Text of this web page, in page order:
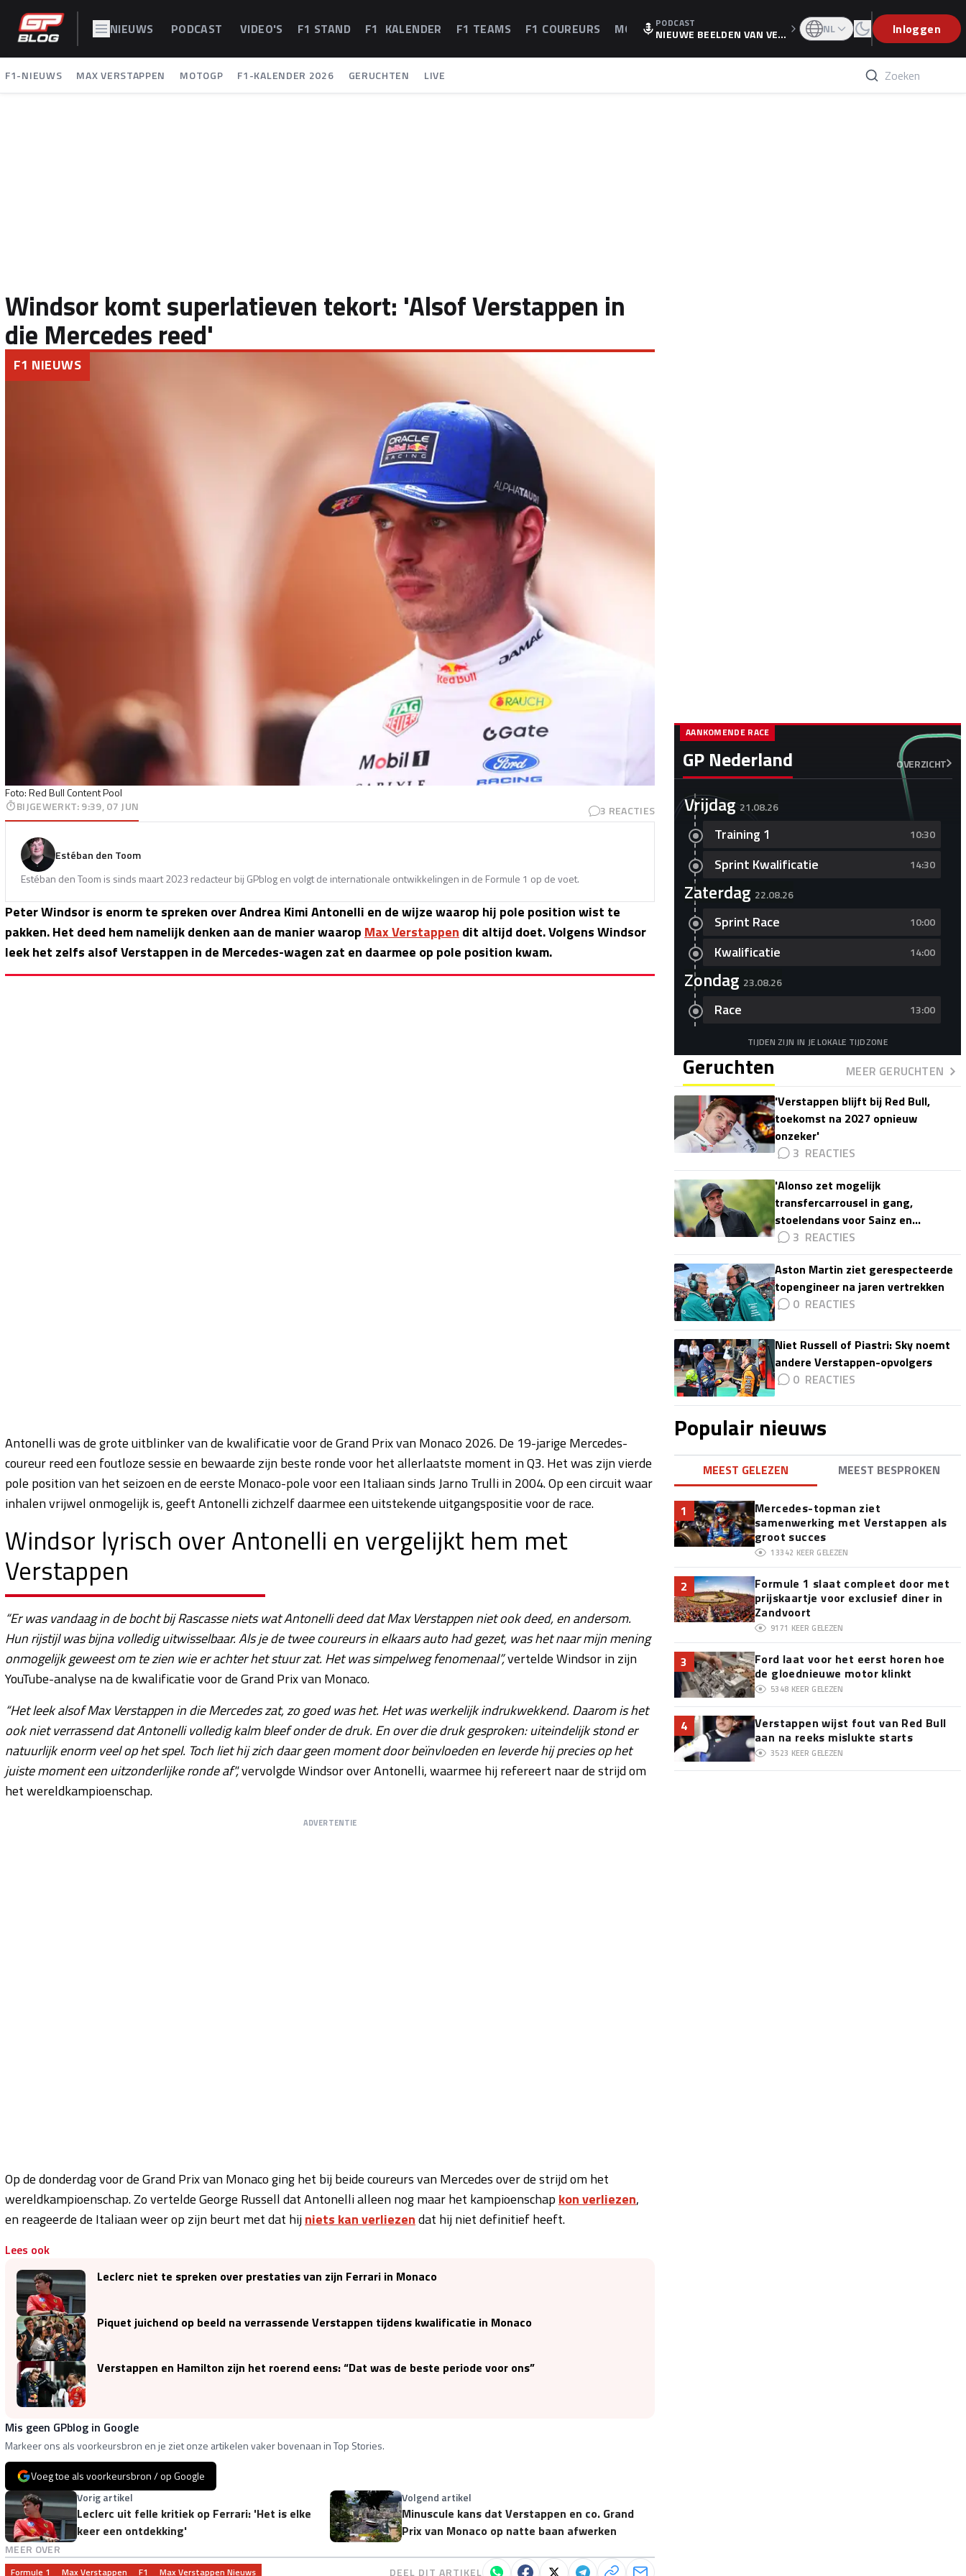
NIEUWS PODCAST VIDEO'S F1 STAND F1 KALENDER F1 TEAMS F1 COUREURS MOTOGPPODCAST
NIEUWE BEELDEN VAN VER
WEET IS ER NU GETEKEND'
NL Inloggen
F1-NIEUWS MAX VERSTAPPEN MOTOGP F1-KALENDER 2026 GERUCHTEN LIVE
Windsor komt superlatieven tekort: 'Alsof Verstappen in
die Mercedes reed'
Foto: Red Bull Content Pool
F1 NIEUWS
BIJGEWERKT:9:39, 07 JUN 3 REACTIES
Estéban den Toom
Estéban den Toom is sinds maart 2023 redacteur bij GPblog en volgt de internationale ontwikkelingen in de Formule 1 op de voet.
Peter Windsor is enorm te spreken over Andrea Kimi Antonelli en de wijze waarop hij pole position wist te
pakken. Het deed hem namelijk denken aan de manier waarop Max Verstappen dit altijd doet. Volgens Windsor
leek het zelfs alsof Verstappen in de Mercedes-wagen zat en daarmee op pole position kwam.
Antonelli was de grote uitblinker van de kwalificatie voor de Grand Prix van Monaco 2026. De 19-jarige Mercedes-
coureur reed een foutloze sessie en bewaarde zijn beste ronde voor het allerlaatste moment in Q3. Het was zijn vierde
pole position van het seizoen en de eerste Monaco-pole voor een Italiaan sinds Jarno Trulli in 2004. Op een circuit waar
inhalen vrijwel onmogelijk is, geeft Antonelli zichzelf daarmee een uitstekende uitgangspositie voor de race.
Windsor lyrisch over Antonelli en vergelijkt hem met
Verstappen
“Er was vandaag in de bocht bij Rascasse niets wat Antonelli deed dat Max Verstappen niet ook deed, en andersom.
Hun rijstijl was bijna volledig uitwisselbaar. Als je de twee coureurs in elkaars auto had gezet, was het naar mijn mening
onmogelijk geweest om te zien wie er achter het stuur zat. Het was simpelweg fenomenaal”,vertelde Windsor in zijn
YouTube-analyse na de kwalificatie voor de Grand Prix van Monaco.
“Het leek alsof Max Verstappen in die Mercedes zat, zo goed was het. Het was werkelijk indrukwekkend. Daarom is het
ook niet verrassend dat Antonelli volledig kalm bleef onder de druk. En over die druk gesproken: uiteindelijk stond er
natuurlijk enorm veel op het spel. Toch liet hij zich daar geen moment door beïnvloeden en leverde hij precies op het
juiste moment een uitzonderlijke ronde af",vervolgde Windsor over Antonelli, waarmee hij refereert naar de strijd om
het wereldkampioenschap.
ADVERTENTIE
Op de donderdag voor de Grand Prix van Monaco ging het bij beide coureurs van Mercedes over de strijd om het
wereldkampioenschap. Zo vertelde George Russell dat Antonelli alleen nog maar het kampioenschap kon verliezen,
en reageerde de Italiaan weer op zijn beurt met dat hijniets kan verliezendat hij niet definitief heeft.
Lees ook
Leclerc niet te spreken over prestaties van zijn Ferrari in Monaco
Piquet juichend op beeld na verrassende Verstappen tijdens kwalificatie in Monaco
Verstappen en Hamilton zijn het roerend eens: “Dat was de beste periode voor ons”
Mis geen GPblog in Google
Markeer ons als voorkeursbron en je ziet onze artikelen vaker bovenaan in Top Stories.
Voeg toe als voorkeursbron / op Google
Vorig artikel
Leclerc uit felle kritiek op Ferrari: 'Het is elke
keer een ontdekking'
Volgend artikel
Minuscule kans dat Verstappen en co. Grand
Prix van Monaco op natte baan afwerken
MEER OVER
Formule 1 Max Verstappen F1 Max Verstappen Nieuws DEEL DIT ARTIKEL
GP Nederland OVERZICHT
AANKOMENDE RACE
Vrijdag 21.08.26
Training 1 10:30
Sprint Kwalificatie 14:30
Zaterdag 22.08.26
Sprint Race 10:00
Kwalificatie 14:00
Zondag 23.08.26
Race 13:00
TIJDEN ZIJN IN JE LOKALE TIJDZONE
Geruchten
MEER GERUCHTEN
'Verstappen blijft bij Red Bull,
toekomst na 2027 opnieuw
onzeker'
3
'Alonso zet mogelijk
transfercarrousel in gang,
stoelendans voor Sainz en
Colapinto'
3
Aston Martin ziet gerespecteerde
topengineer na jaren vertrekken
0
Niet Russell of Piastri: Sky noemt
andere Verstappen-opvolgers
0
Populair nieuws
MEEST GELEZEN MEEST BESPROKEN
1
Mercedes-topman ziet
samenwerking met Verstappen als
groot succes
13342 KEER GELEZEN
2
Formule 1 slaat compleet door met
prijskaartje voor exclusief diner in
Zandvoort
9171 KEER GELEZEN
3
Ford laat voor het eerst horen hoe
de gloednieuwe motor klinkt
5348 KEER GELEZEN
4
Verstappen wijst fout van Red Bull
aan na reeks mislukte starts
3523 KEER GELEZEN